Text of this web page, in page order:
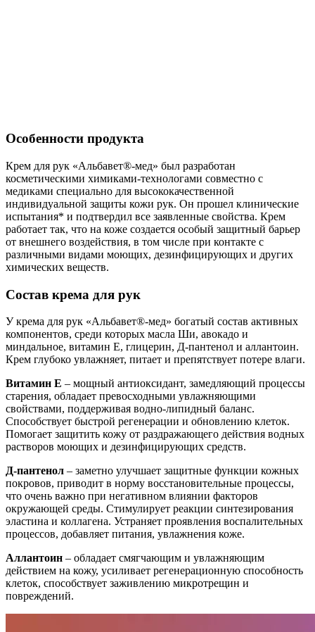
Особенности продукта
Крем для рук «Альбавет®-мед» был разработан
косметическими химиками-технологами совместно с
медиками специально для высококачественной
индивидуальной защиты кожи рук. Он прошел клинические
испытания* и подтвердил все заявленные свойства. Крем
работает так, что на коже создается особый защитный барьер
от внешнего воздействия, в том числе при контакте с
различными видами моющих, дезинфицирующих и других
химических веществ.
Состав крема для рук
У крема для рук «Альбавет®-мед» богатый состав активных
компонентов, среди которых масла Ши, авокадо и
миндальное, витамин Е, глицерин, Д-пантенол и аллантоин.
Крем глубоко увлажняет, питает и препятствует потере влаги.
Витамин Е – мощный антиоксидант, замедляющий процессы
старения, обладает превосходными увлажняющими
свойствами, поддерживая водно-липидный баланс.
Способствует быстрой регенерации и обновлению клеток.
Помогает защитить кожу от раздражающего действия водных
растворов моющих и дезинфицирующих средств.
Д-пантенол – заметно улучшает защитные функции кожных
покровов, приводит в норму восстановительные процессы,
что очень важно при негативном влиянии факторов
окружающей среды. Стимулирует реакции синтезирования
эластина и коллагена. Устраняет проявления воспалительных
процессов, добавляет питания, увлажнения коже.
Аллантоин – обладает смягчающим и увлажняющим
действием на кожу, усиливает регенерационную способность
клеток, способствует заживлению микротрещин и
повреждений.